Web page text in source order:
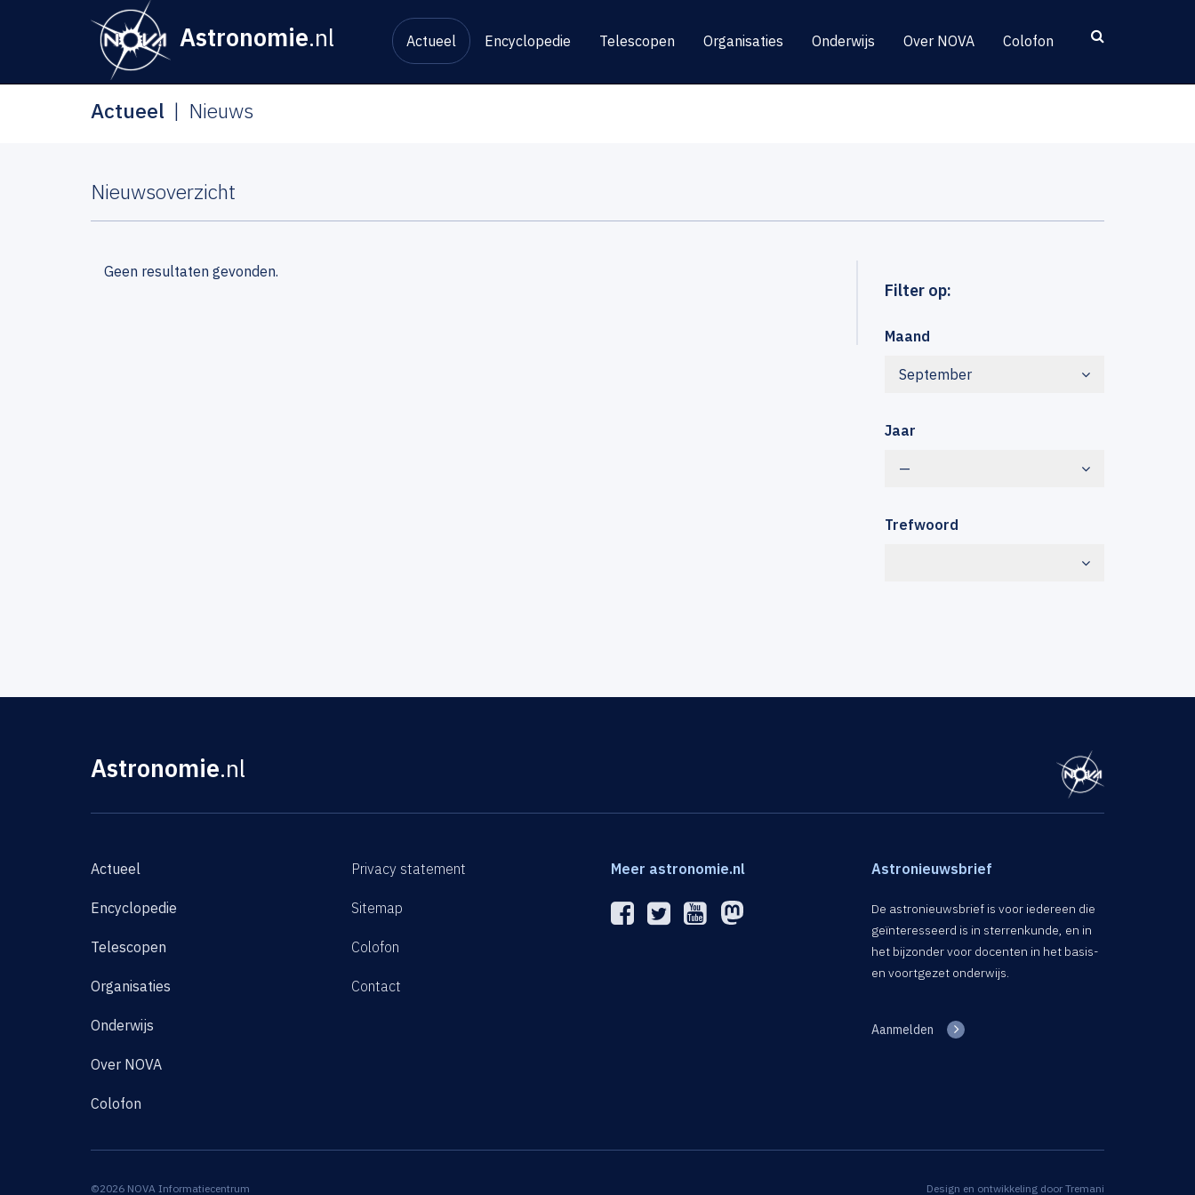
Astronomie.nl Actueel Encyclopedie Telescopen Organisaties Onderwijs Over NOVA Colofon
Actueel Nieuws
Nieuwsoverzicht
Filter op:
Maand
September
Jaar
—
Trefwoord
Geen resultaten gevonden.
Astronomie.nl
Actueel
Encyclopedie
Telescopen
Organisaties
Onderwijs
Over NOVA
Colofon
Privacy statement
Sitemap
Colofon
Contact
Meer astronomie.nl Astronieuwsbrief
De astronieuwsbrief is voor iedereen die
geïnteresseerd is in sterrenkunde, en in
het bijzonder voor docenten in het basis-
en voortgezet onderwijs.
Aanmelden
©2026 NOVA Informatiecentrum Design en ontwikkeling door Tremani